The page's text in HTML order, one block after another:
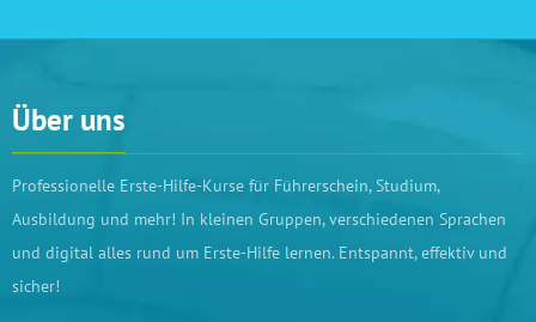
Über uns
Professionelle Erste-Hilfe-Kurse für Führerschein, Studium,
Ausbildung und mehr! In kleinen Gruppen, verschiedenen Sprachen
und digital alles rund um Erste-Hilfe lernen. Entspannt, effektiv und
sicher!